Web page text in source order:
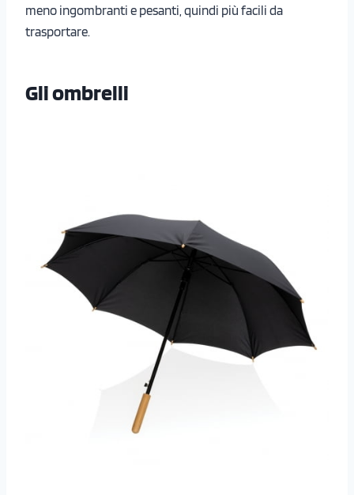
meno ingombranti e pesanti, quindi più facili da
trasportare.
Gli ombrelli